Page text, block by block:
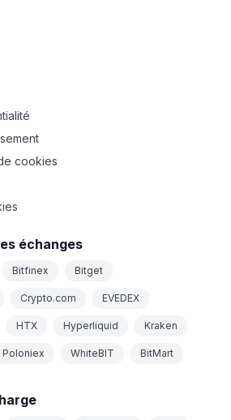
cookies
échanges
Bitfinex Bitget
Crypto.com EVEDEX
HTX Hyperliquid Kraken
Poloniex WhiteBIT BitMart